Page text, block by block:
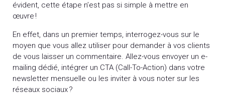
évident, cette étape n’est pas si simple à mettre en
œuvre !
En effet, dans un premier temps, interrogez-vous sur le
moyen que vous allez utiliser pour demander à vos clients
de vous laisser un commentaire. Allez-vous envoyer un e-
mailing dédié, intégrer un CTA (Call-To-Action) dans votre
newsletter mensuelle ou les inviter à vous noter sur les
réseaux sociaux ?